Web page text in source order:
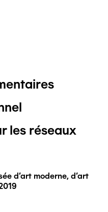
les réseaux
d'art moderne, d'art